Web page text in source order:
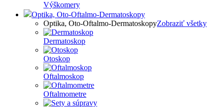
Výškomery
Optika, Oto-Oftalmo-Dermatoskopy
Optika, Oto-Oftalmo-DermatoskopyZobraziť všetky
Dermatoskop
Otoskop
Oftalmoskop
Oftalmometre